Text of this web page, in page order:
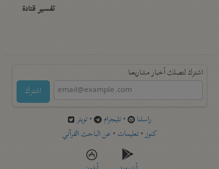
تفسير قتادة
اشترك لتصلك أخبار مشاريعنا
اشترك
راسلنا •تليجرام •تويتر
كنوز•تعليمات •عن الباحث القرآني